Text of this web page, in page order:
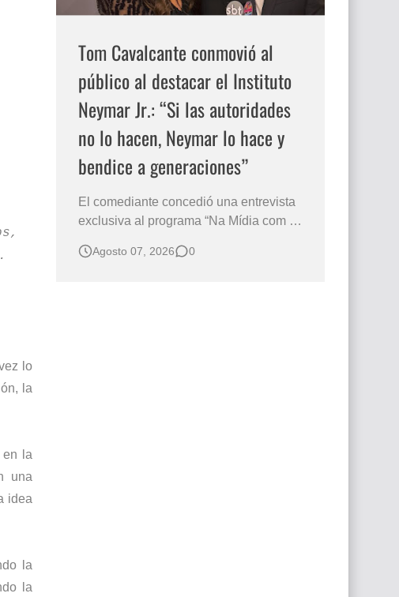
lo
la
en la
una
idea
la
la
Tom Cavalcante conmovió al
público al destacar el Instituto
Neymar Jr.: “Si las autoridades
no lo hacen, Neymar lo hace y
bendice a generaciones”
El comediante concedió una entrevista
exclusiva al programa “Na Mídia com a
Subasta del Instituto Neymar Jr., uno de
Agosto 07, 2026 0